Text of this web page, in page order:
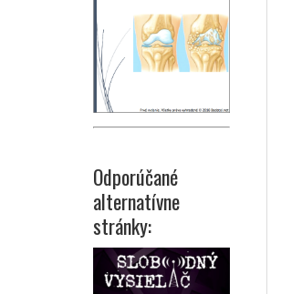
Odporúčané
alternatívne
stránky: